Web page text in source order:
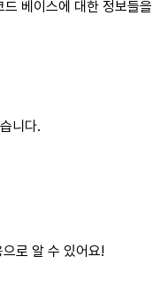
베이스에 대한 정보들을
니다.
로 알 수 있어요!